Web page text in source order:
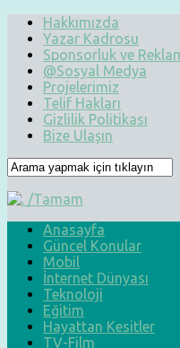
Hakkımızda
Yazar Kadrosu
Sponsorluk ve
@Sosyal Medya
Projelerimiz
Telif Hakları
Gizlilik Politikası
Bize Ulaşın
Anasayfa
Güncel Konular
Mobil
İnternet Dünyası
Teknoloji
Eğitim
Hayattan Kesitler
TV-Film